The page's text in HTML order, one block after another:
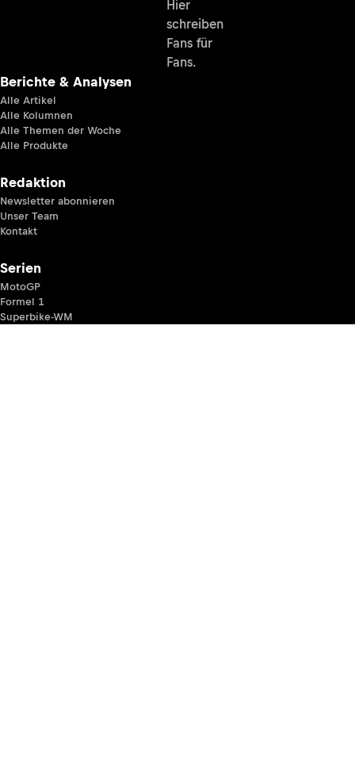
Hier
schreiben
Fans für
Fans.
Berichte & Analysen
Alle Artikel
Alle Kolumnen
Alle Themen der Woche
Alle Produkte
Redaktion
Newsletter abonnieren
Unser Team
Kontakt
Serien
MotoGP
Formel 1
Superbike-WM